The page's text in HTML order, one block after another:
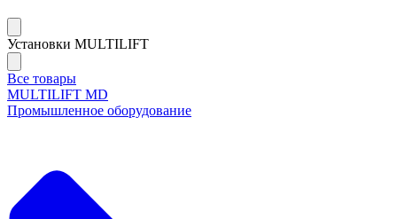
Установки MULTILIFT
Все товары
MULTILIFT MD
Промышленное оборудование